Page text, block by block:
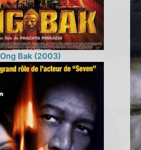
Ong Bak (2003)